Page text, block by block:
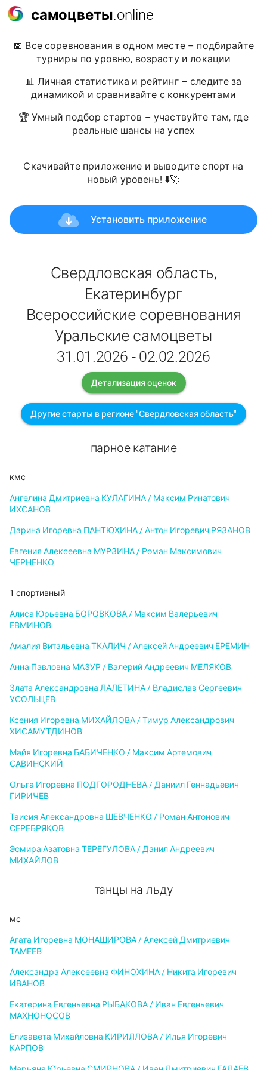
самоцветы.online
📅 Все соревнования в одном месте – подбирайте
турниры по уровню, возрасту и локации
📊 Личная статистика и рейтинг – следите за
динамикой и сравнивайте с конкурентами
🏆 Умный подбор стартов – участвуйте там, где
реальные шансы на успех
Скачивайте приложение и выводите спорт на
новый уровень! ⬇️🚀
Установить приложение
Свердловская область,
Екатеринбург
Всероссийские соревнования
Уральские самоцветы
31.01.2026 - 02.02.2026
Детализация оценок
Другие старты в регионе "Свердловская область"
парное катание
кмс
Ангелина Дмитриевна КУЛАГИНА / Максим Ринатович
ИХСАНОВ
Дарина Игоревна ПАНТЮХИНА / Антон Игоревич РЯЗАНОВ
Евгения Алексеевна МУРЗИНА / Роман Максимович
ЧЕРНЕНКО
1 спортивный
Алиса Юрьевна БОРОВКОВА / Максим Валерьевич
ЕВМИНОВ
Амалия Витальевна ТКАЛИЧ / Алексей Андреевич ЕРЕМИН
Анна Павловна МАЗУР / Валерий Андреевич МЕЛЯКОВ
Злата Александровна ЛАЛЕТИНА / Владислав Сергеевич
УСОЛЬЦЕВ
Ксения Игоревна МИХАЙЛОВА / Тимур Александрович
ХИСАМУТДИНОВ
Майя Игоревна БАБИЧЕНКО / Максим Артемович
САВИНСКИЙ
Ольга Игоревна ПОДГОРОДНЕВА / Даниил Геннадьевич
ГИРИЧЕВ
Таисия Александровна ШЕВЧЕНКО / Роман Антонович
СЕРЕБРЯКОВ
Эсмира Азатовна ТЕРЕГУЛОВА / Данил Андреевич
МИХАЙЛОВ
танцы на льду
мс
Агата Игоревна МОНАШИРОВА / Алексей Дмитриевич
ТАМЕЕВ
Александра Алексеевна ФИНОХИНА / Никита Игоревич
ИВАНОВ
Екатерина Евгеньевна РЫБАКОВА / Иван Евгеньевич
МАХНОНОСОВ
Елизавета Михайловна КИРИЛЛОВА / Илья Игоревич
КАРПОВ